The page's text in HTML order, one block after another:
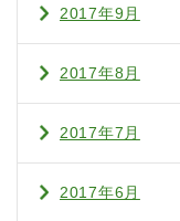
2017年9月
2017年8月
2017年7月
2017年6月